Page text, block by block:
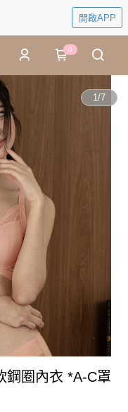
開啟APP
0
1/7
鋼圈內衣 *A-C罩